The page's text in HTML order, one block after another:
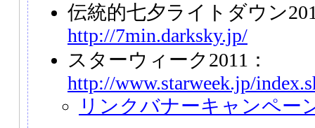
伝統的七夕ライトダウン
http://7min.darksky.jp/
スターウィーク2011：
http://www.starweek.jp/
リンクバナーキャンペー